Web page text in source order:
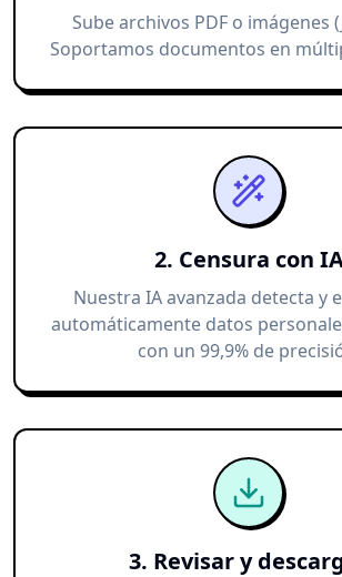
Sube archivos PDF o imágenes
Soportamos documentos en
2. Censura con
Nuestra IA avanzada detecta y
automáticamente datos
con un 99,9% de
3. Revisar y